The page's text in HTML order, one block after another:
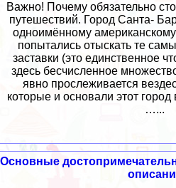
Важно! Почему обязательно
путешествий. Город Санта-
одноимённому
попытались отыскать те
заставки (это единственное
здесь бесчисленное
явно прослеживается
которые и основали этот
…...
Основные